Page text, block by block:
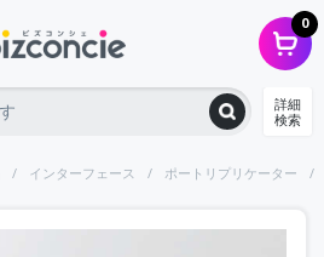
0
詳細
検索
インターフェース ポートリプリケーター